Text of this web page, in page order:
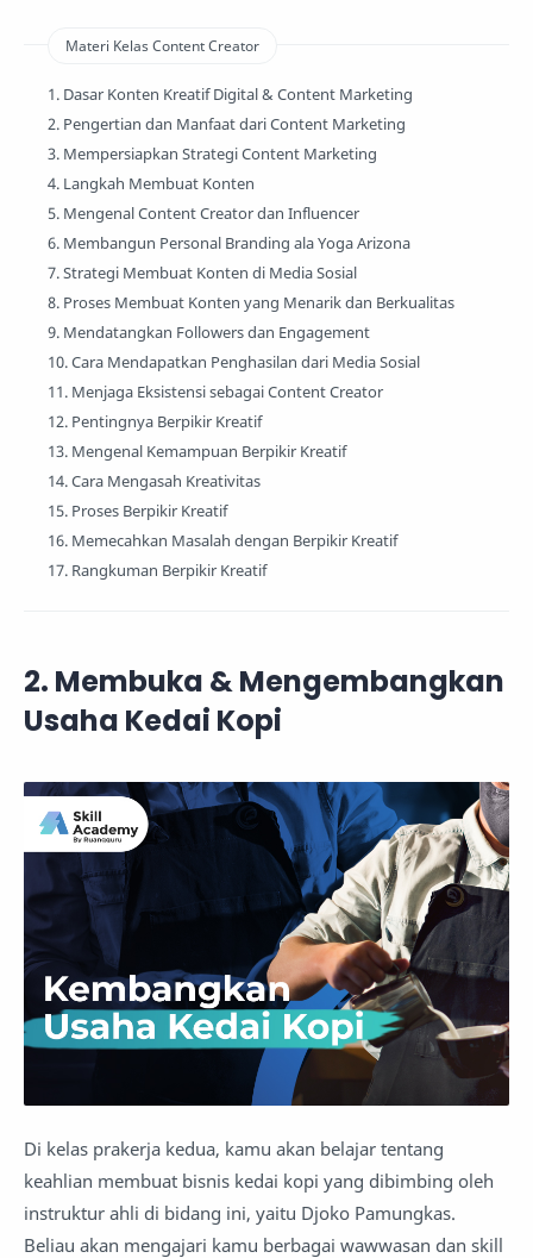
Materi Kelas Content Creator
1. Dasar Konten Kreatif Digital & Content Marketing
2. Pengertian dan Manfaat dari Content Marketing
3. Mempersiapkan Strategi Content Marketing
4. Langkah Membuat Konten
5. Mengenal Content Creator dan Influencer
6. Membangun Personal Branding ala Yoga Arizona
7. Strategi Membuat Konten di Media Sosial
8. Proses Membuat Konten yang Menarik dan Berkualitas
9. Mendatangkan Followers dan Engagement
10. Cara Mendapatkan Penghasilan dari Media Sosial
11. Menjaga Eksistensi sebagai Content Creator
12. Pentingnya Berpikir Kreatif
13. Mengenal Kemampuan Berpikir Kreatif
14. Cara Mengasah Kreativitas
15. Proses Berpikir Kreatif
16. Memecahkan Masalah dengan Berpikir Kreatif
17. Rangkuman Berpikir Kreatif
2. Membuka & Mengembangkan
Usaha Kedai Kopi
Di kelas prakerja kedua, kamu akan belajar tentang
keahlian membuat bisnis kedai kopi yang dibimbing oleh
instruktur ahli di bidang ini, yaitu Djoko Pamungkas.
Beliau akan mengajari kamu berbagai wawwasan dan skill